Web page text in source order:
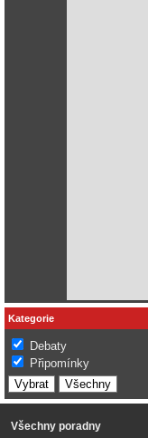
Kategorie
Debaty
Připomínky
Všechny poradny